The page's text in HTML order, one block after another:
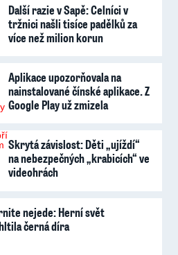
Další razie v Sapě: Celníci v
tržnici našli tisíce padělků za
více než milion korun
Aplikace upozorňovala na
nainstalované čínské aplikace. Z
Google Play už zmizela
Skrytá závislost: Děti „ujíždí“
na nebezpečných „krabicích“ ve
videohrách
nejede: Herní svět
černá díra